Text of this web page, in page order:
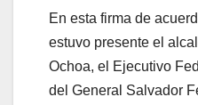
En esta firma de
estuvo presente el
Ochoa, el Ejecutivo
del General Salvador